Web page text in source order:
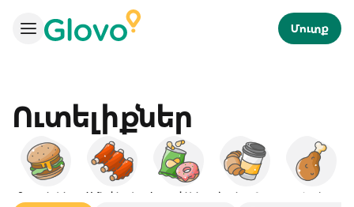
Մուտք
Ուտելիքներ
Բուրգերներ Ամերիկյան Խորտիկներ Նախաճաշ Հավ